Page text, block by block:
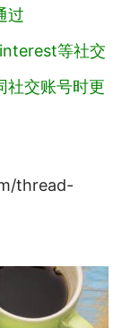
过
等社交
社交账号时更
thread-